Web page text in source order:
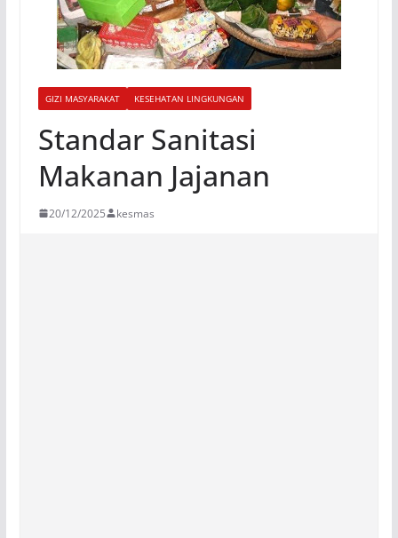
GIZI MASYARAKAT KESEHATAN LINGKUNGAN
Standar Sanitasi
Makanan Jajanan
20/12/2025 kesmas